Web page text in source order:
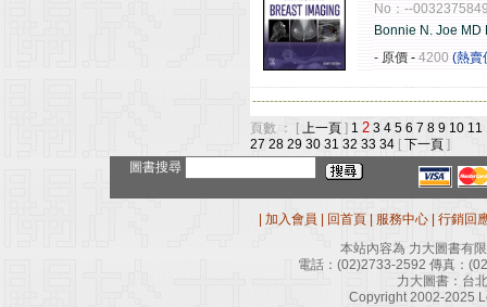
No：--
Bonnie N. Joe MD
- 原價 - 4200 (熱賣
頁數 ： [ 上一頁 ] 1 2 3 4 5 6 7 8 9 10 11
27 28 29 30 31 32 33 34 [ 下一頁 ]
圖書搜尋
加入會員 回首頁 服務中心
行銷回
本站內容為 力大圖書有
電話： (02)2733-2592 傳真：
力大圖書：台
Copyright 2002-2025